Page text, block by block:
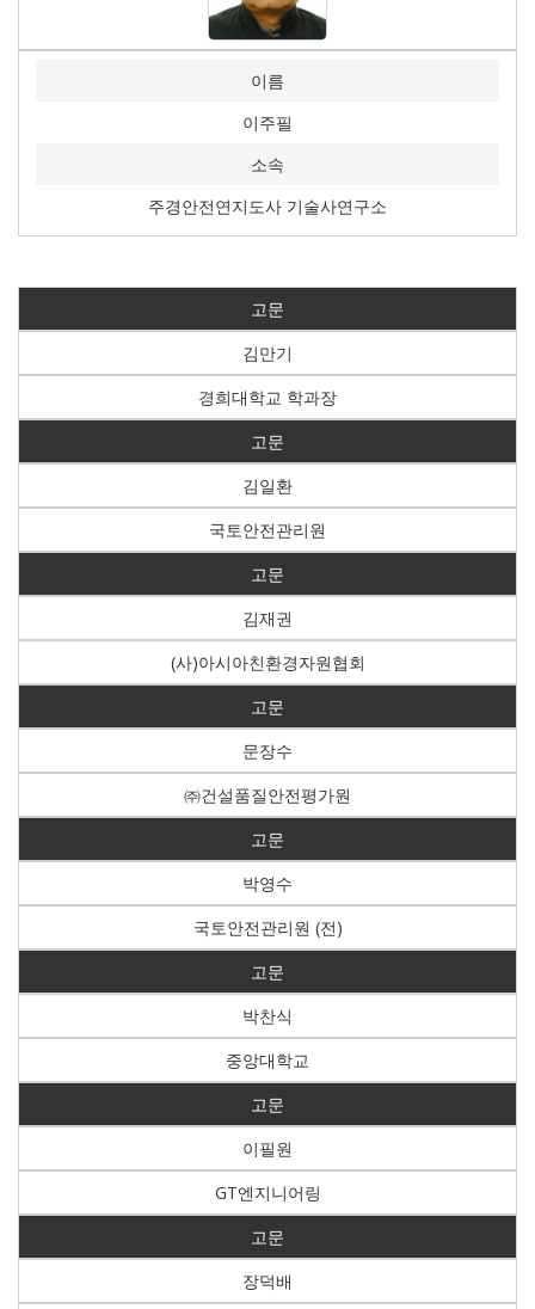
이름
이주필
소속
주경안전연지도사 기술사연구소
고문
김만기
경희대학교 학과장
고문
김일환
국토안전관리원
고문
김재권
(사)아시아친환경자원협회
고문
문장수
㈜건설품질안전평가원
고문
박영수
국토안전관리원 (전)
고문
박찬식
중앙대학교
고문
이필원
GT엔지니어링
고문
장덕배